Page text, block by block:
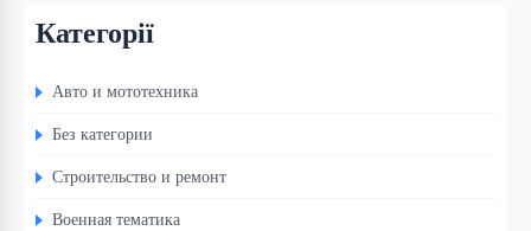
Категорії
Авто и мототехника
Без категории
Строительство и ремонт
Военная тематика